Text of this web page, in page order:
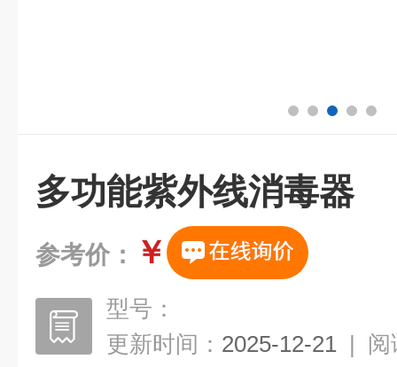
多功能紫外线消毒器
参考价： ￥
型号：
更新时间： 2025-12-21 | 阅